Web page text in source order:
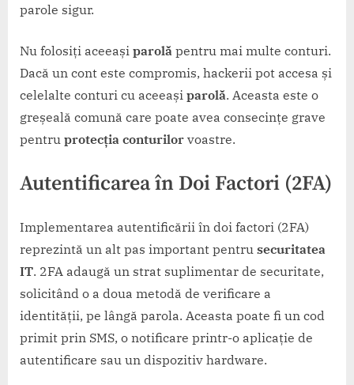
parole sigur.
Nu folosiți aceeași parolă pentru mai multe conturi.
Dacă un cont este compromis, hackerii pot accesa și
celelalte conturi cu aceeași parolă. Aceasta este o
greșeală comună care poate avea consecințe grave
pentru protecția conturilor voastre.
Autentificarea în Doi Factori (2FA)
Implementarea autentificării în doi factori (2FA)
reprezintă un alt pas important pentru securitatea
IT. 2FA adaugă un strat suplimentar de securitate,
solicitând o a doua metodă de verificare a
identității, pe lângă parola. Aceasta poate fi un cod
primit prin SMS, o notificare printr-o aplicație de
autentificare sau un dispozitiv hardware.